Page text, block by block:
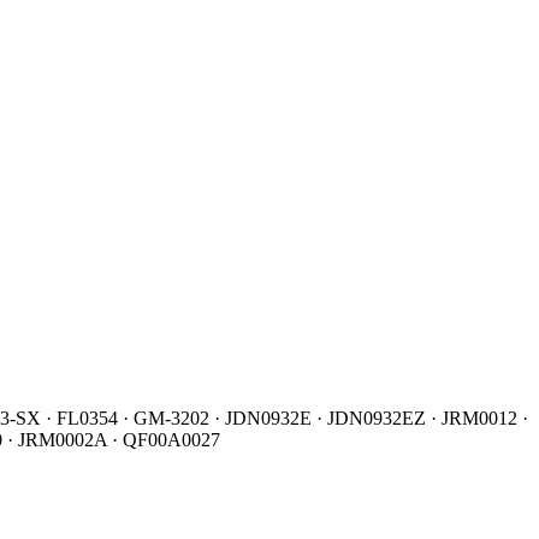
SX · FL0354 · GM-3202 · JDN0932E · JDN0932EZ · JRM0012 ·
· JRM0002A · QF00A0027